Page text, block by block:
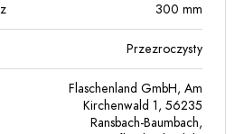
300 mm
Przezroczysty
Flaschenland GmbH, Am
Kirchenwald 1, 56235
Ransbach-Baumbach,